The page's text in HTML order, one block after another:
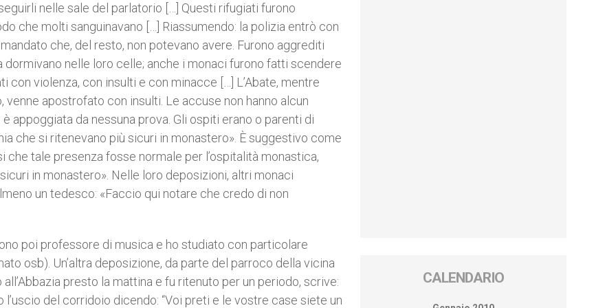
nelle sale del parlatorio […] Questi rifugiati furono
che molti sanguinavano […] Riassumendo: la polizia entrò con
che, del resto, non potevano avere. Furono aggrediti
nelle loro celle; anche i monaci furono fatti scendere
violenza, con insulti e con minacce […] L’Abate, mentre
apostrofato con insulti. Le accuse non hanno alcun
appoggiata da nessuna prova. Gli ospiti erano o parenti di
che si ritenevano più sicuri in monastero». È suggestivo come
che tale presenza fosse normale per l’ospitalità monastica,
in monastero». Nelle loro deposizioni, altri monaci
un tedesco: «Faccio qui notare che credo di non
poi professore di musica e ho studiato con particolare
osb). Un’altra deposizione, da parte del parroco della vicina
presto la mattina e fu ritenuto per un periodo, scrive:
del corridoio dicendo: “Voi preti e le vostre case siete un
CALENDARIO